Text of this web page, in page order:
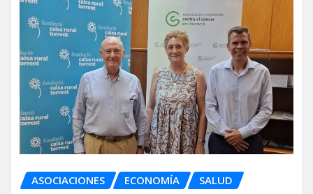
ASOCIACIONES ECONOMÍA SALUD